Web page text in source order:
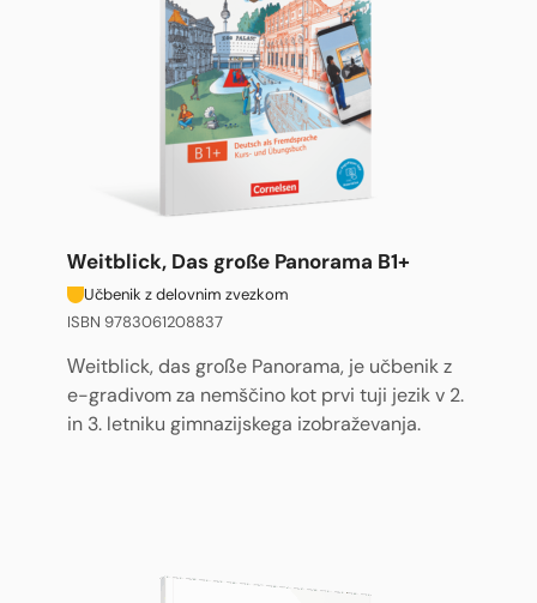
Weitblick, Das große Panorama B1+
Učbenik z delovnim zvezkom
ISBN 9783061208837
Weitblick, das große Panorama, je učbenik z
e-gradivom za nemščino kot prvi tuji jezik v 2.
in 3. letniku gimnazijskega izobraževanja.